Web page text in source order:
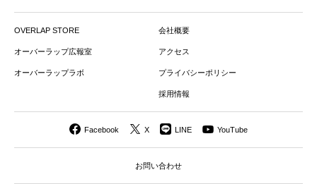
OVERLAP STORE
オーバーラップ広報室
オーバーラップラボ
会社概要
アクセス
プライバシーポリシー
採用情報
Facebook X LINE YouTube
お問い合わせ